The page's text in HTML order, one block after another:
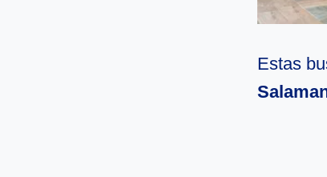
Estas